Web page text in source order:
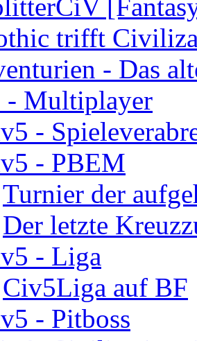
trifft
- Das
- Multiplayer
-
- PBEM
Turnier der
Der letzte
- Liga
Civ5Liga auf BF
- Pitboss